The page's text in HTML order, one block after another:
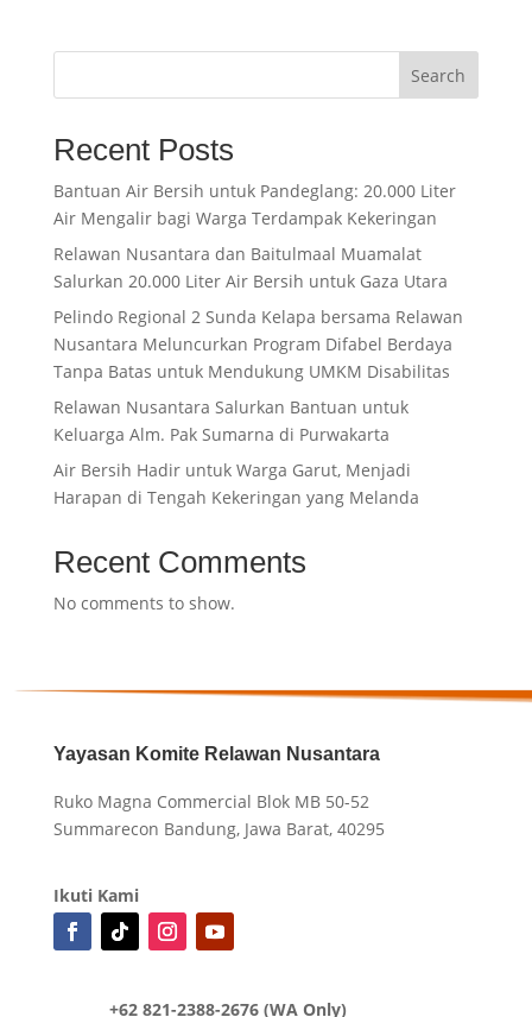
Search
Recent Posts
Bantuan Air Bersih untuk Pandeglang: 20.000 Liter
Air Mengalir bagi Warga Terdampak Kekeringan
Relawan Nusantara dan Baitulmaal Muamalat
Salurkan 20.000 Liter Air Bersih untuk Gaza Utara
Pelindo Regional 2 Sunda Kelapa bersama Relawan
Nusantara Meluncurkan Program Difabel Berdaya
Tanpa Batas untuk Mendukung UMKM Disabilitas
Relawan Nusantara Salurkan Bantuan untuk
Keluarga Alm. Pak Sumarna di Purwakarta
Air Bersih Hadir untuk Warga Garut, Menjadi
Harapan di Tengah Kekeringan yang Melanda
Recent Comments
No comments to show.
Yayasan Komite Relawan Nusantara
Ruko Magna Commercial Blok MB 50-52
Summarecon Bandung, Jawa Barat, 40295
Ikuti Kami
+62 821-2388-2676 (WA Only)